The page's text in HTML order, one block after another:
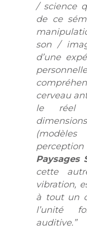
/ science
de ce
son /
d’une
cerveau
le réel
Paysages
cette
vibration,
à tout un
l’unité
auditive.”